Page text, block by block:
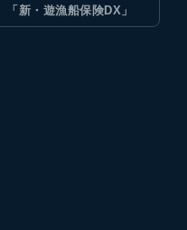
「新・遊漁船保険DX」